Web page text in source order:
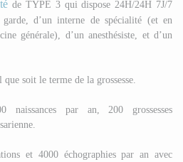
de TYPE 3 qui dispose 24H/24H 7J/7
d’un interne de spécialité (et en
générale), d’un anesthésiste, et d’un
soit le terme de la grossesse.
naissances par an, 200 grossesses
et 4000 échographies par an avec